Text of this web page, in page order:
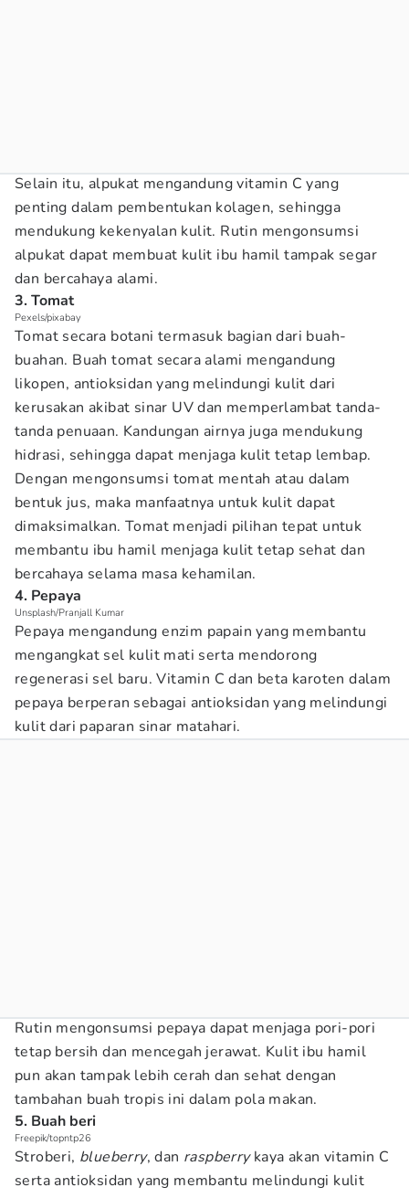
Selain itu, alpukat mengandung vitamin C yang
penting dalam pembentukan kolagen, sehingga
mendukung kekenyalan kulit. Rutin mengonsumsi
alpukat dapat membuat kulit ibu hamil tampak segar
dan bercahaya alami.
3. Tomat
Pexels/pixabay
Tomat secara botani termasuk bagian dari buah-
buahan. Buah tomat secara alami mengandung
likopen, antioksidan yang melindungi kulit dari
kerusakan akibat sinar UV dan memperlambat tanda-
tanda penuaan. Kandungan airnya juga mendukung
hidrasi, sehingga dapat menjaga kulit tetap lembap.
Dengan mengonsumsi tomat mentah atau dalam
bentuk jus, maka manfaatnya untuk kulit dapat
dimaksimalkan. Tomat menjadi pilihan tepat untuk
membantu ibu hamil menjaga kulit tetap sehat dan
bercahaya selama masa kehamilan.
4. Pepaya
Unsplash/Pranjall Kumar
Pepaya mengandung enzim papain yang membantu
mengangkat sel kulit mati serta mendorong
regenerasi sel baru. Vitamin C dan beta karoten dalam
pepaya berperan sebagai antioksidan yang melindungi
kulit dari paparan sinar matahari.
Rutin mengonsumsi pepaya dapat menjaga pori-pori
tetap bersih dan mencegah jerawat. Kulit ibu hamil
pun akan tampak lebih cerah dan sehat dengan
tambahan buah tropis ini dalam pola makan.
5. Buah beri
Freepik/topntp26
Stroberi, blueberry, dan raspberrykaya akan vitamin C
serta antioksidan yang membantu melindungi kulit